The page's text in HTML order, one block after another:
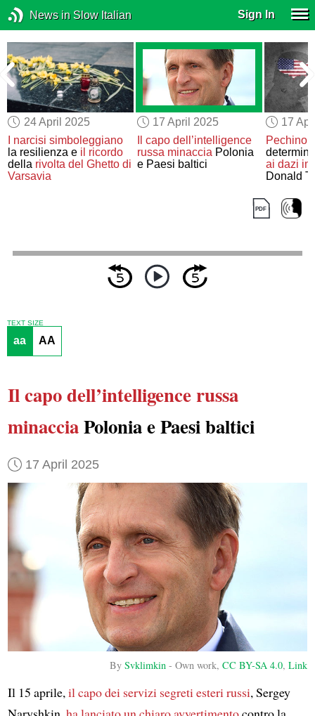
News in Slow Italian Sign In
24 April 2025
I narcisi simboleggiano
la resilienza e il ricordo
della rivolta del Ghetto di
Varsavia
17 April 2025
Il capo dell’intelligence
russa minacciaPolonia
e Paesi baltici
17
Pechino
ai dazi
Donald
TEXT SIZE
aa AA
Il capo dell’intelligence russa
minacciaPolonia e Paesi baltici
17 April 2025
BySvklimkin -Own work,CC BY-SA 4.0,Link
Il 15 aprile, il capo dei servizi segreti esteri russi, Sergey